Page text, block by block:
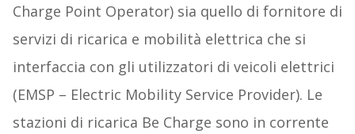
Charge Point Operator) sia quello di fornitore di
servizi di ricarica e mobilità elettrica che si
interfaccia con gli utilizzatori di veicoli elettrici
(EMSP – Electric Mobility Service Provider). Le
stazioni di ricarica Be Charge sono in corrente